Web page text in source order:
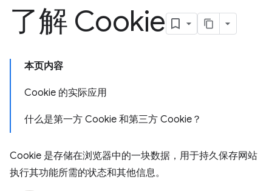
了解 Cookie
本页内容
Cookie 的实际应用
什么是第一方 Cookie 和第三方 Cookie？
Cookie 是存储在浏览器中的一块数据，用于持久保存网站
执行其功能所需的状态和其他信息。